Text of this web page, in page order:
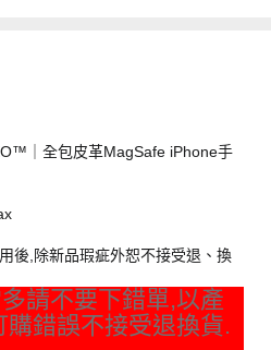
｜全包皮革MagSafe iPhone手
後,除新品瑕疵外恕不接受退、換
請不要下錯單,以產
錯誤不接受退換貨.